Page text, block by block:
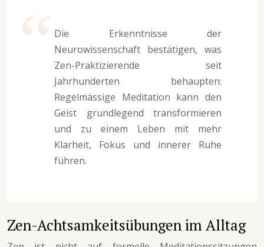
Die Erkenntnisse der
Neurowissenschaft bestätigen, was
Zen-Praktizierende seit
Jahrhunderten behaupten:
Regelmässige Meditation kann den
Geist grundlegend transformieren
und zu einem Leben mit mehr
Klarheit, Fokus und innerer Ruhe
führen.
Zen-Achtsamkeitsübungen im Alltag